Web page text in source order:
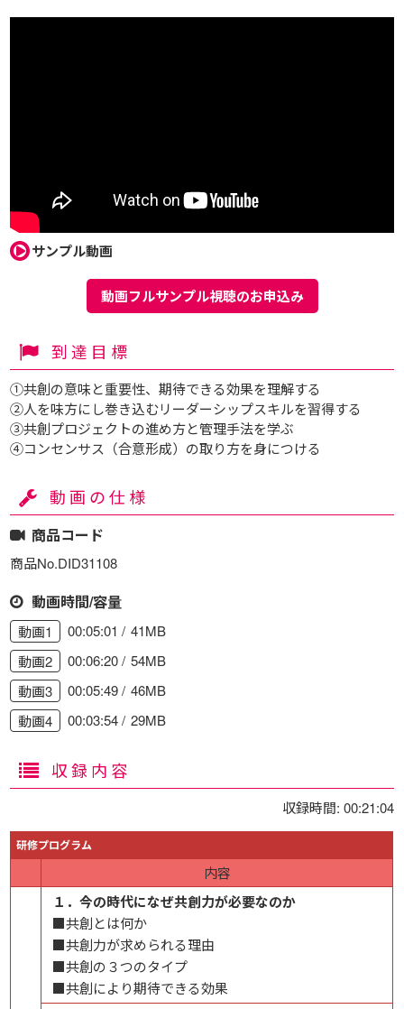
サンプル動画
動画フルサンプル視聴のお申込み
到達目標
①共創の意味と重要性、期待できる効果を理解する
②人を味方にし巻き込むリーダーシップスキルを習得する
③共創プロジェクトの進め方と管理手法を学ぶ
④コンセンサス（合意形成）の取り方を身につける
動画の仕様
商品コード
商品No.DID31108
動画時間/容量
動画1 00:05:01
41MB
動画2
00:06:20
54MB
動画3
00:05:49
46MB
動画4
00:03:54 29MB
収録内容
収録時間: 00:21:04
研修プログラム
内容
１．今の時代になぜ共創力が必要なのか
■共創とは何か
■共創力が求められる理由
■共創の３つのタイプ
■共創により期待できる効果